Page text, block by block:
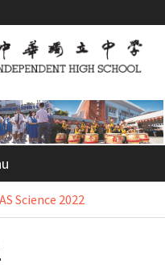
Science 2022